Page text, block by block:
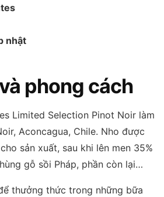
nhật
phong cách
Limited Selection Pinot Noir làm
Aconcagua, Chile. Nho được
sản xuất, sau khi lên men 35%
gỗ sồi Pháp, phần còn lại…
thưởng thức trong những bữa